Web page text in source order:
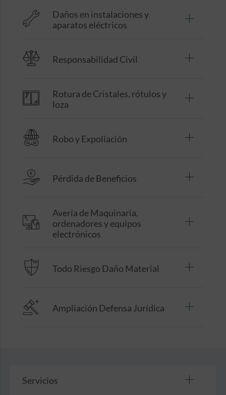
Daños en instalaciones y
aparatos eléctricos
Responsabilidad Civil
Rotura de Cristales, rótulos y
loza
Robo y Expoliación
Pérdida de Beneficios
Avería de Maquinaria,
ordenadores y equipos
electrónicos
Todo Riesgo Daño Material
Ampliación Defensa Jurídica
Servicios